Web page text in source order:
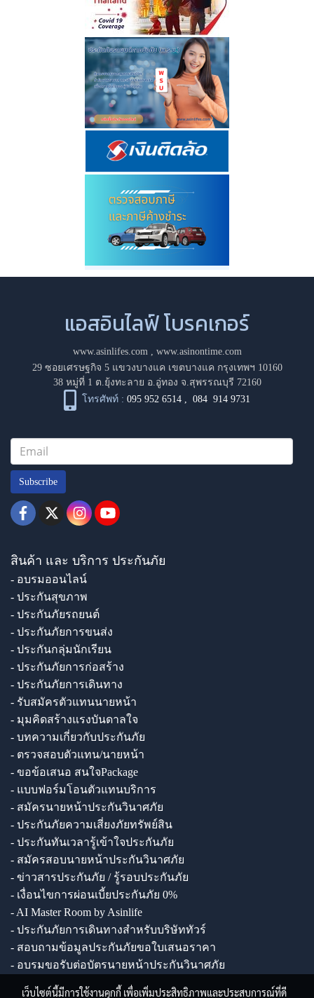
แอสอินไลฟ์ โบรคเกอร์
www.asinlifes.com, www.asinontime.com
29 ซอยเศรษฐกิจ 5 แขวงบางแค เขตบางแค กรุงเทพฯ 10160
38 หมู่ที่ 1 ต.ยุ้งทะลาย อ.อู่ทอง จ.สุพรรณบุรี 72160
โทรศัพท์ : 095 952 6514 ,084 914 9731
Subscribe
สินค้า และ บริการ ประกันภัย
- อบรมออนไลน์
- ประกันสุขภาพ
- ประกันภัยรถยนต์
- ประกันภัยการขนส่ง
- ประกันกลุ่มนักเรียน
- ประกันภัยการก่อสร้าง
- ประกันภัยการเดินทาง
- รับสมัครตัวแทนนายหน้า
- มุมคิดสร้างแรงบันดาลใจ
- บทความเกี่ยวกับประกันภัย
- ตรวจสอบตัวแทน/นายหน้า
- ขอข้อเสนอ สนใจPackage
- แบบฟอร์มโอนตัวแทนบริการ
- สมัครนายหน้าประกันวินาศภัย
- ประกันภัยความเสี่ยงภัยทรัพย์สิน
- ประกันทันเวลารู้เข้าใจประกันภัย
- สมัครสอบนายหน้าประกันวินาศภัย
- ข่าวสารประกันภัย / รู้รอบประกันภัย
- เงื่อนไขการผ่อนเบี้ยประกันภัย 0%
- AI Master Room by Asinlife
- ประกันภัยการเดินทางสำหรับบริษัททัวร์
- สอบถามข้อมูลประกันภัยขอใบเสนอราคา
- อบรมขอรับต่อบัตรนายหน้าประกันวินาศภัย
เว็บไซต์นี้มีการใช้งานคุกกี้ เพื่อเพิ่มประสิทธิภาพและประสบการณ์ที่ดี